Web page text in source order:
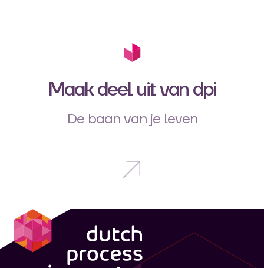
Maak deel uit van dpi
De baan van je leven